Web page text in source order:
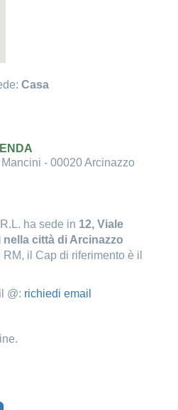
Casa
- 00020 Arcinazzo
ha sede in 12, Viale
città di Arcinazzo
il Cap di riferimento è il
@: richiedi email